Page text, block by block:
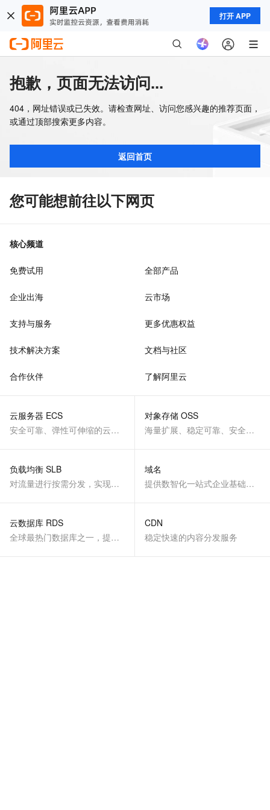
打开 APP
抱歉，页面无法访问...
404，网址错误或已失效。请检查网址、访问您感兴趣的推荐页面，
或通过顶部搜索更多内容。
返回首页
您可能想前往以下网页
核心频道
免费试用 全部产品
企业出海 云市场
支持与服务 更多优惠权益
技术解决方案 文档与社区
合作伙伴 了解阿里云
云服务器 ECS
安全可靠、弹性可伸缩的云计算服务
对象存储 OSS
海量扩展、稳定可靠、安全、低成本、智能
负载均衡 SLB
对流量进行按需分发，实现应用高可用
域名
提供数智化一站式企业基础服务
云数据库 RDS
全球最热门数据库之一，提供全托管的稳定服务
CDN
稳定快速的内容分发服务